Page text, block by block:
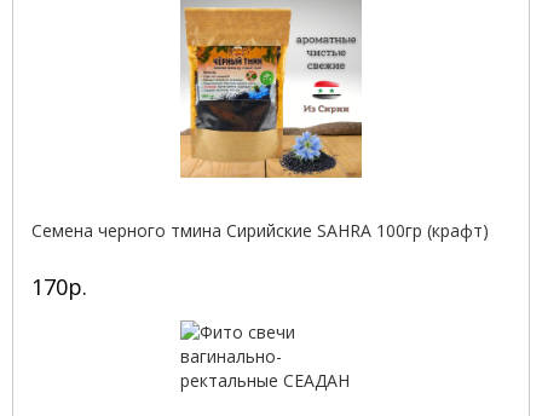
Семена черного тмина Сирийские SAHRA 100гр (крафт)
170р.